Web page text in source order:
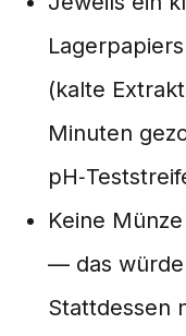
(kalte
Minuten
Keine
— das würde
Stattdessen